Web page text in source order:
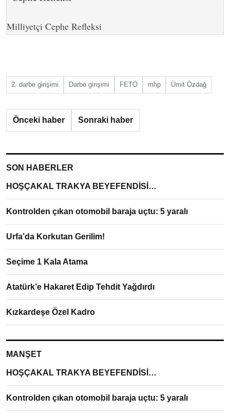
Milliyetçi Cephe Refleksi
2. darbe girişimi Darbe girişimi FETÖ mhp Ümit Özdağ
Önceki haber Sonraki haber
SON HABERLER
HOŞÇAKAL TRAKYA BEYEFENDİSİ…
Kontrolden çıkan otomobil baraja uçtu: 5 yaralı
Urfa’da Korkutan Gerilim!
Seçime 1 Kala Atama
Atatürk’e Hakaret Edip Tehdit Yağdırdı
Kızkardeşe Özel Kadro
MANŞET
HOŞÇAKAL TRAKYA BEYEFENDİSİ…
Kontrolden çıkan otomobil baraja uçtu: 5 yaralı